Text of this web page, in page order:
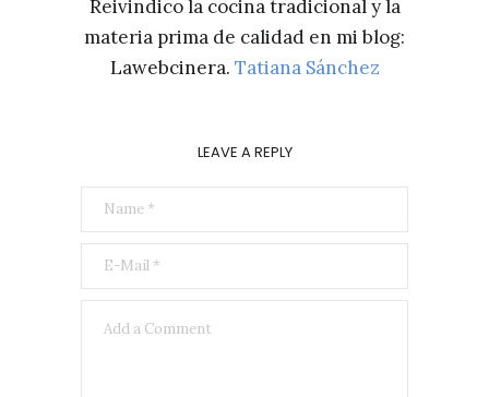
Reivindico la cocina tradicional y la
materia prima de calidad en mi blog:
Lawebcinera. Tatiana Sánchez
LEAVE A REPLY